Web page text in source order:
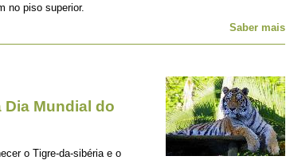
no piso superior.
Saber mais
Mundial do
o Tigre-da-sibéria e o